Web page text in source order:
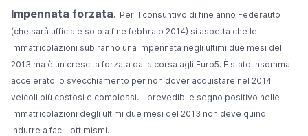
Impennata forzata. Per il consuntivo di fine anno Federauto
(che sarà ufficiale solo a fine febbraio 2014) si aspetta che le
immatricolazioni subiranno una impennata negli ultimi due mesi del
2013 ma è un crescita forzata dalla corsa agli Euro5. È stato insomma
accelerato lo svecchiamento per non dover acquistare nel 2014
veicoli più costosi e complessi. Il prevedibile segno positivo nelle
immatricolazioni degli ultimi due mesi del 2013 non deve quindi
indurre a facili ottimismi.